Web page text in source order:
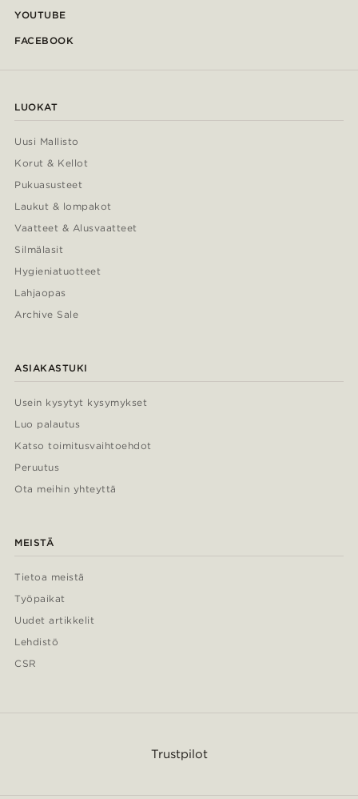
YOUTUBE
FACEBOOK
LUOKAT
Uusi Mallisto
Korut & Kellot
Pukuasusteet
Laukut & lompakot
Vaatteet & Alusvaatteet
Silmälasit
Hygieniatuotteet
Lahjaopas
Archive Sale
ASIAKASTUKI
Usein kysytyt kysymykset
Luo palautus
Katso toimitusvaihtoehdot
Peruutus
Ota meihin yhteyttä
MEISTÄ
Tietoa meistä
Työpaikat
Uudet artikkelit
Lehdistö
CSR
Trustpilot